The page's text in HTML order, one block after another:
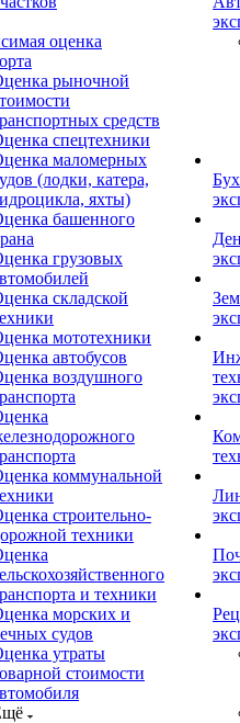
оценка
рыночной
средств
спецтехники
маломерных
(лодки, катера,
яхты)
башенного
грузовых
складской
мототехники
автобусов
воздушного
коммунальной
строительно-
техники
и техники
морских и
судов
утраты
стоимости